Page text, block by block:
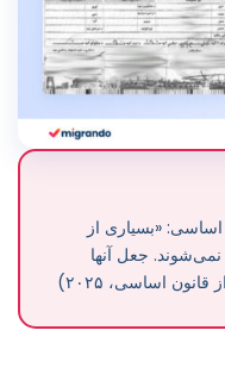
اساسی: «بسیاری از
جعل آنها
اساسی، ۲۰۲۵)